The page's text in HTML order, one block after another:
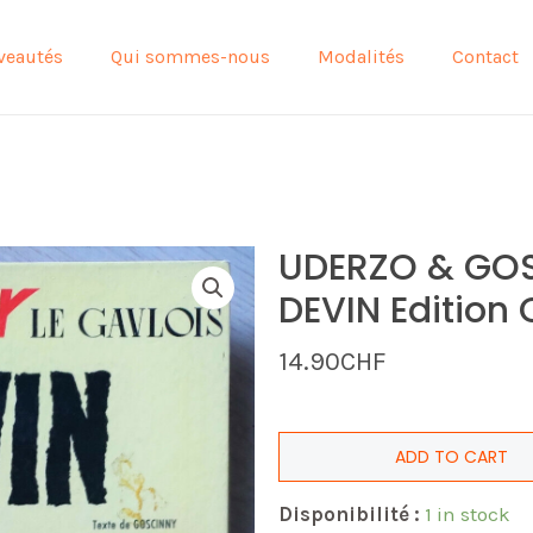
Qui sommes-nous Modalités Contact
UDERZO &
DEVIN Edition
14.90CHF
ADD TO CART
Disponibilité : 1 in stock